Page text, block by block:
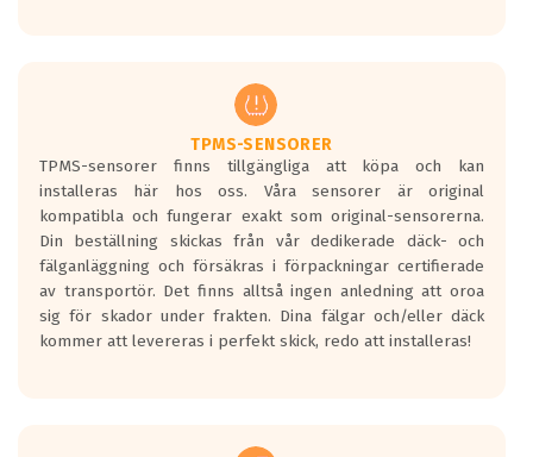
regelverket som introduceras år 2016.
Ett däck med två svarta vågor är redan
godkända för år 2016 nya regelverk.
Ett däck med en svart våg kommer vara
minst tre decibel tystare än det
regelverk som börjar gälla 2016.
TPMS-SENSORER
TPMS-sensorer finns tillgängliga att köpa och kan
installeras här hos oss. Våra sensorer är original
kompatibla och fungerar exakt som original-sensorerna.
Din beställning skickas från vår dedikerade däck- och
fälganläggning och försäkras i förpackningar certifierade
av transportör. Det finns alltså ingen anledning att oroa
sig för skador under frakten. Dina fälgar och/eller däck
kommer att levereras i perfekt skick, redo att installeras!